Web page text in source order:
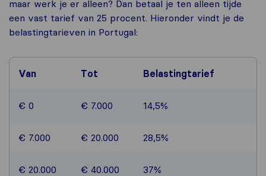
maar werk je er alleen? Dan betaal je ten alleen tijde
een vast tarief van 25 procent. Hieronder vindt je de
belastingtarieven in Portugal:
Van Tot Belastingtarief
€ 0 € 7.000 14,5%
€ 7.000 € 20.000 28,5%
€ 20.000 € 40.000 37%